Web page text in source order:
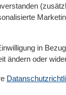
in
ändern oder